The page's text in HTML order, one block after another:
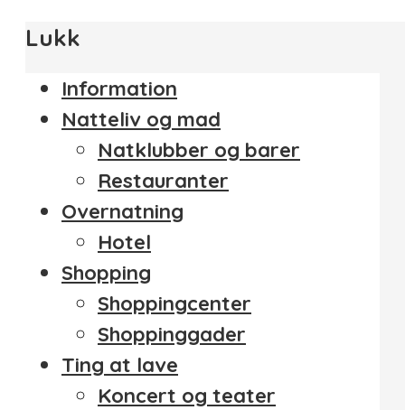
Lukk
Information
Natteliv og mad
Natklubber og barer
Restauranter
Overnatning
Hotel
Shopping
Shoppingcenter
Shoppinggader
Ting at lave
Koncert og teater